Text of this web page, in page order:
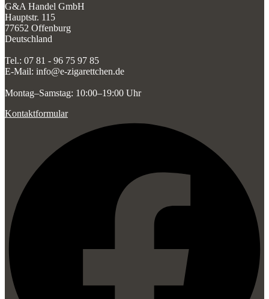
G&A Handel GmbH
Hauptstr. 115
77652 Offenburg
Deutschland
Tel.: 07 81 - 96 75 97 85
E-Mail: info@e-zigarettchen.de
Montag–Samstag: 10:00–19:00 Uhr
Kontaktformular